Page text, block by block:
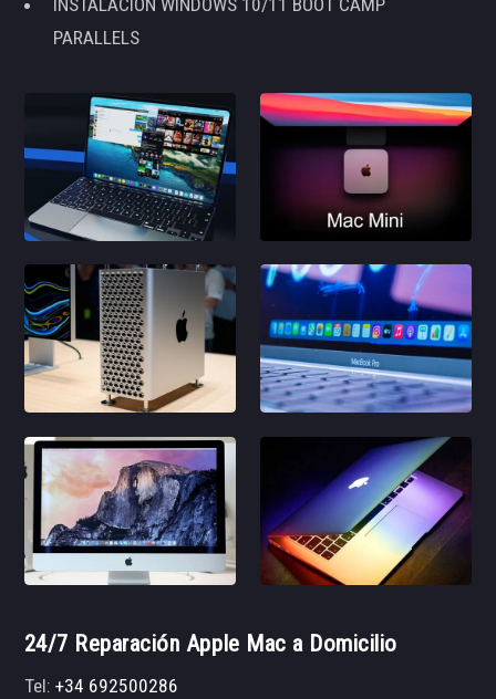
INSTALACIÓN WINDOWS 10/11 BOOT CAMP
PARALLELS
24/7 Reparación Apple Mac a Domicilio
Tel:+34 692500286